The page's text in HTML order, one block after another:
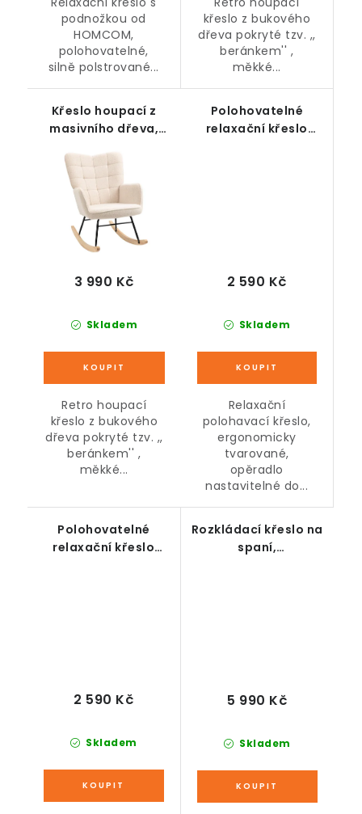
podnožkou od
HOMCOM,
polohovatelné,
silně polstrované...
křeslo z bukového
dřeva pokryté tzv. ,,
beránkem'' ,
měkké...
Křeslo houpací z
masivního dřeva,
Skladem
3 990 Kč
Retro houpací
křeslo z bukového
dřeva pokryté tzv. ,,
beránkem'' ,
měkké...
Polohovatelné
relaxační křeslo
Skladem
2 590 Kč
Relaxační
polohavací křeslo,
ergonomicky
tvarované,
opěradlo
nastavitelné do...
Polohovatelné
relaxační křeslo
Skladem
2 590 Kč
Rozkládací křeslo na
spaní,
Skladem
5 990 Kč